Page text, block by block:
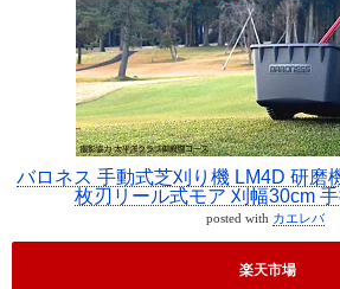
バロネス 手動式芝刈り機 LM4D 研磨
枚刃リール式モア 刈幅30cm
posted with カエレバ
楽天市場